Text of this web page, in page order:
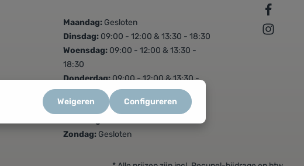
Maandag: Gesloten
Dinsdag: 09:00 - 12:00 & 13:30 - 18:30
Woensdag: 09:00 - 12:00 & 13:30 -
18:30
Donderdag:09:00 - 12:00 & 13:30 -
18:30
Vrijdag: 09:00 - 12:00 & 13:30 - 18:30
Zondag: Gesloten
Weigeren Configureren